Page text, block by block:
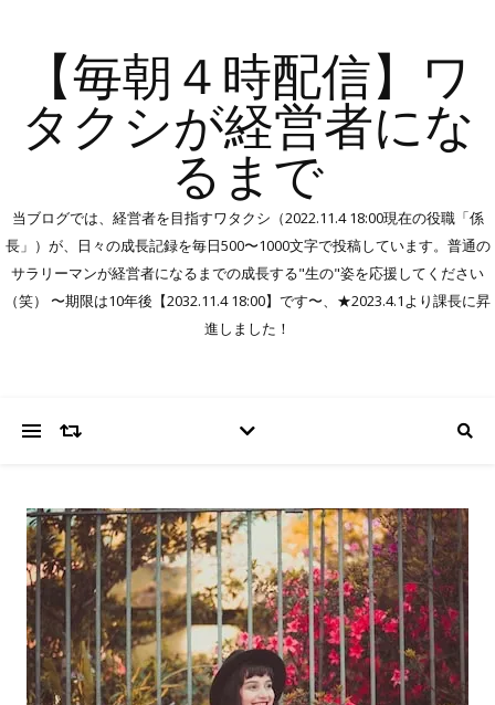
【毎朝４時配信】ワ
タクシが経営者にな
るまで
当ブログでは、経営者を目指すワタクシ（2022.11.4 18:00現在の役職「係
長」）が、日々の成長記録を毎日500〜1000文字で投稿しています。普通の
サラリーマンが経営者になるまでの成長する"生の"姿を応援してください
（笑） 〜期限は10年後【2032.11.4 18:00】です〜、★2023.4.1より課長に昇
進しました！